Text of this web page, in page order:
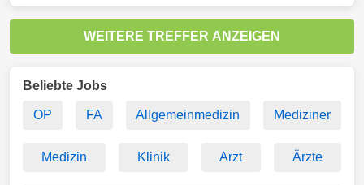
WEITERE TREFFER ANZEIGEN
Beliebte Jobs
OP FA Allgemeinmedizin Mediziner
Medizin Klinik Arzt Ärzte